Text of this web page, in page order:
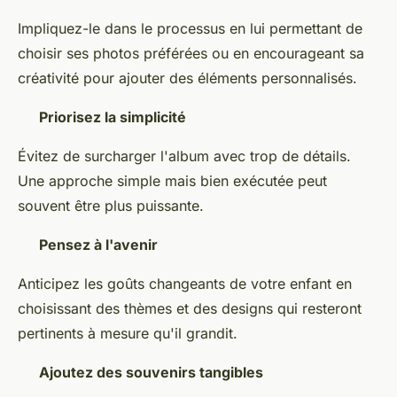
Impliquez-le dans le processus en lui permettant de
choisir ses photos préférées ou en encourageant sa
créativité pour ajouter des éléments personnalisés.
Priorisez la simplicité
Évitez de surcharger l'album avec trop de détails.
Une approche simple mais bien exécutée peut
souvent être plus puissante.
Pensez à l'avenir
Anticipez les goûts changeants de votre enfant en
choisissant des thèmes et des designs qui resteront
pertinents à mesure qu'il grandit.
Ajoutez des souvenirs tangibles